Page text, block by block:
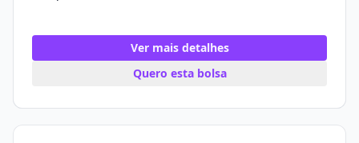
Ver mais detalhes
Quero esta bolsa